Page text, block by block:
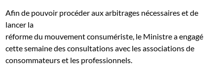
Afin de pouvoir procéder aux arbitrages nécessaires et de
lancer la
réforme du mouvement consumériste, le Ministre a engagé
cette semaine des consultations avec les associations de
consommateurs et les professionnels.